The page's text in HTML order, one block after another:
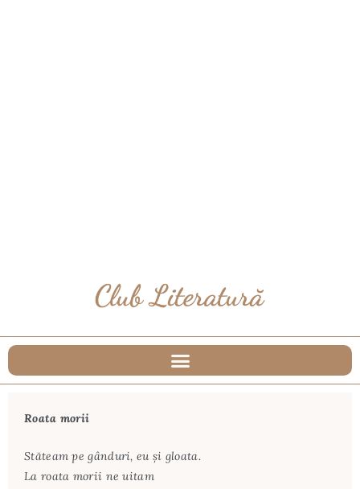
Roata morii
Stăteam pe gânduri, eu şi gloata.
La roata morii ne uitam